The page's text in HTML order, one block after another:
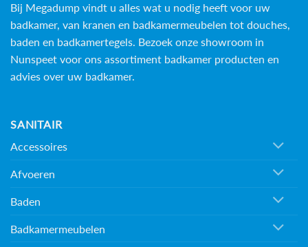
Bij Megadump vindt u alles wat u nodig heeft voor uw
badkamer, van kranen en badkamermeubelen tot douches,
baden en badkamertegels. Bezoek onze showroom in
Nunspeet voor ons assortiment badkamer producten en
advies over uw badkamer.
SANITAIR
Accessoires
Afvoeren
Baden
Badkamermeubelen